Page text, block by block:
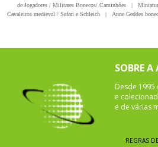
de Jogadores / Militares Bonecos/ Caminhões
|
Cavaleiros medieval / Safari e Schleich
| Anne Geddes
SOBRE
Desde
e
e de várias
REGRAS